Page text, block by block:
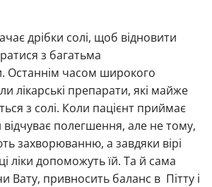
дрібки солі, щоб відновити
з багатьма
Останнім часом широкого
лікарські препарати, які майже
з солі. Коли пацієнт приймає
відчуває полегшення, але не тому,
захворюванню, а завдяки вірі
ліки допоможуть їй. Та й сама
Вату, привносить баланс в Пітту і